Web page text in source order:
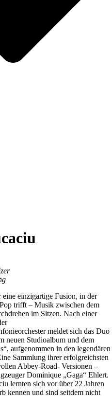
einzigartige Fusion, in der
trifft – Musik zwischen dem
im Sitzen. Nach einer
meldet sich das Duo
neuen Studioalbum und dem
aufgenommen in den legendären
Sammlung ihrer erfolgreichsten
Abbey-Road- Versionen –
Dominique „Gaga“ Ehlert.
lernten sich vor über 22 Jahren
kennen und sind seitdem nicht